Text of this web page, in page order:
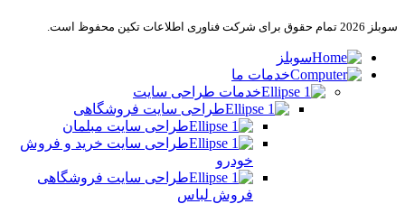
سوبلز 2026 تمام حقوق برای شرکت فناوری اطلاعات تکین محفوظ است.
سوبلز
خدمات ما
خدمات طراحی سایت
طراحی سایت فروشگاهی
طراحی سایت مبلمان
طراحی سایت خرید و فروش
خودرو
طراحی سایت فروشگاهی
فروش لباس